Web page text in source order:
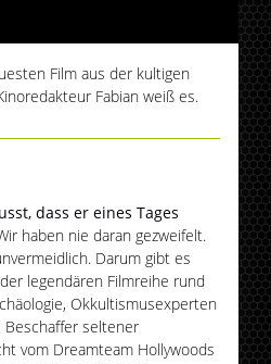
Film aus der kultigen
Fabian weiß es.
dass er eines Tages
haben nie daran gezweifelt.
Darum gibt es
legendären Filmreihe rund
Okkultismusexperten
Beschaffer seltener
vom Dreamteam Hollywoods